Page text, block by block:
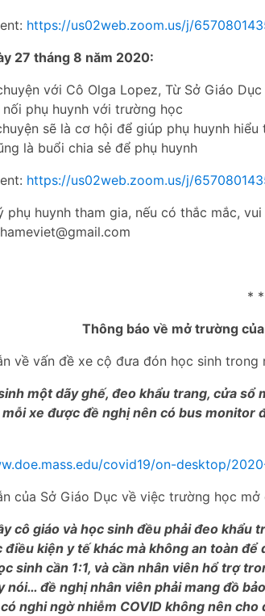
https://us02web.zoom.us/j/
27 tháng 8 năm 2020:
với Cô Olga Lopez, Từ Sở Giáo
phụ huynh với trường học
sẽ là cơ hội để giúp phụ huynh
là buổi chia sẻ để phụ huynh
https://us02web.zoom.us/j/
phụ huynh tham gia, nếu có thắc mắc,
*
Thông báo về mở trường
về vấn đề xe cộ đưa đón học sinh trong
một dãy ghế, đeo khẩu trang, cửa
xe được đề nghị nên có bus monitor
covid19/on-desktop/
của Sở Giáo Dục về việc trường học
cô giáo và học sinh đều phải đeo
điều kiện y tế khác mà không an toàn để
sinh cần 1:1, và cần nhân viên hổ trợ
nói… đề nghị nhân viên phải mang đồ
nghi ngờ nhiễm COVID không nên